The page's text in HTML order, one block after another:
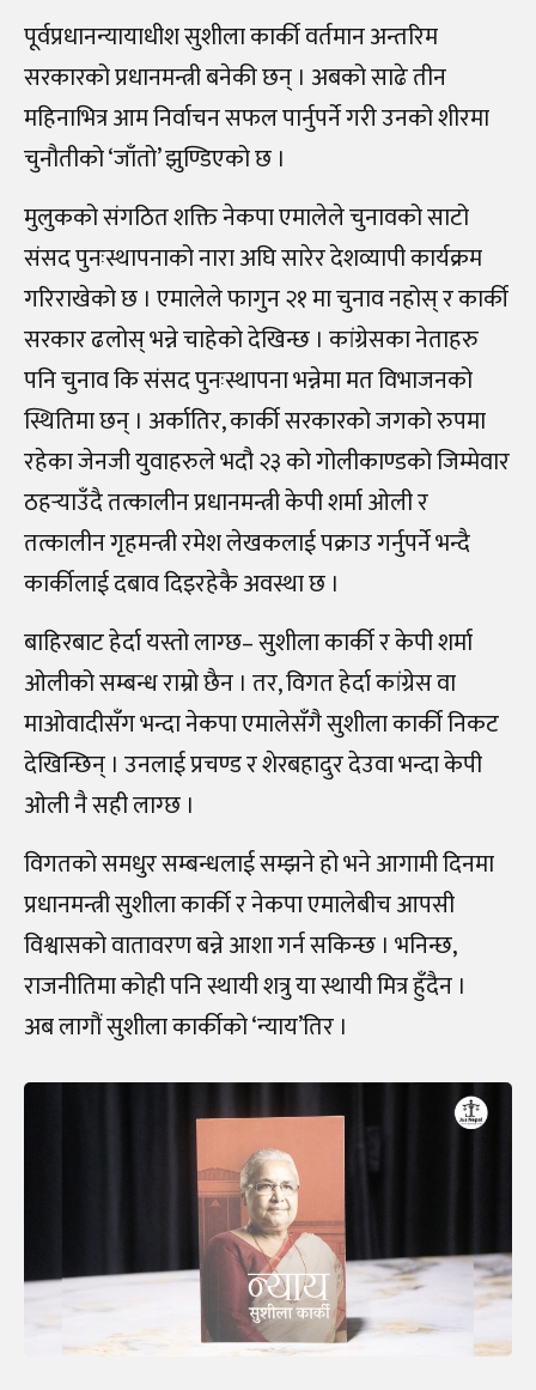
पूर्वप्रधानन्यायाधीश सुशीला कार्की वर्तमान अन्तरिम
सरकारको प्रधानमन्त्री बनेकी छन् । अबको साढे तीन
महिनाभित्र आम निर्वाचन सफल पार्नुपर्ने गरी उनको शीरमा
चुनौतीको ‘जाँतो’ झुण्डिएको छ ।
मुलुकको संगठित शक्ति नेकपा एमालेले चुनावको साटो
संसद पुनःस्थापनाको नारा अघि सारेर देशव्यापी कार्यक्रम
गरिराखेको छ । एमालेले फागुन २१ मा चुनाव नहोस् र कार्की
सरकार ढलोस् भन्ने चाहेको देखिन्छ । कांग्रेसका नेताहरु
पनि चुनाव कि संसद पुनःस्थापना भन्नेमा मत विभाजनको
स्थितिमा छन् । अर्कातिर, कार्की सरकारको जगको रुपमा
रहेका जेनजी युवाहरुले भदौ २३ को गोलीकाण्डको जिम्मेवार
ठहर्‍याउँदै तत्कालीन प्रधानमन्त्री केपी शर्मा ओली र
तत्कालीन गृहमन्त्री रमेश लेखकलाई पक्राउ गर्नुपर्ने भन्दै
कार्कीलाई दबाव दिइरहेकै अवस्था छ ।
बाहिरबाट हेर्दा यस्तो लाग्छ– सुशीला कार्की र केपी शर्मा
ओलीको सम्बन्ध राम्रो छैन । तर, विगत हेर्दा कांग्रेस वा
माओवादीसँग भन्दा नेकपा एमालेसँगै सुशीला कार्की निकट
देखिन्छिन् । उनलाई प्रचण्ड र शेरबहादुर देउवा भन्दा केपी
ओली नै सही लाग्छ ।
विगतको समधुर सम्बन्धलाई सम्झने हो भने आगामी दिनमा
प्रधानमन्त्री सुशीला कार्की र नेकपा एमालेबीच आपसी
विश्वासको वातावरण बन्ने आशा गर्न सकिन्छ । भनिन्छ,
राजनीतिमा कोही पनि स्थायी शत्रु या स्थायी मित्र हुँदैन ।
अब लागौं सुशीला कार्कीको ‘न्याय’तिर ।